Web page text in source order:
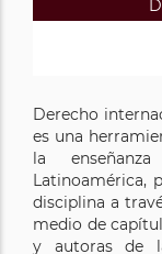
Derecho
es una
la
Latinoamérica,
disciplina a
medio de
y autoras de